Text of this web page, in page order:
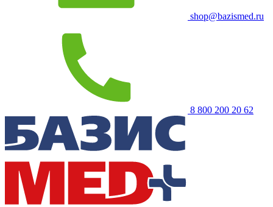
shop@bazismed.ru
8 800 200 20 62